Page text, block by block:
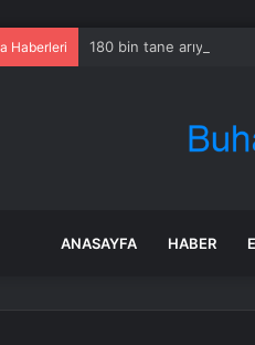
Haberleri 180 bin tane arıyı tek
ANASAYFA HABER